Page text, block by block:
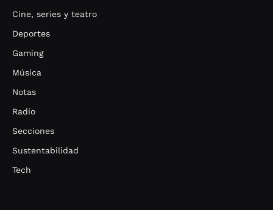
Cine, series y teatro
Deportes
Gaming
Música
Notas
Radio
Secciones
Sustentabilidad
Tech